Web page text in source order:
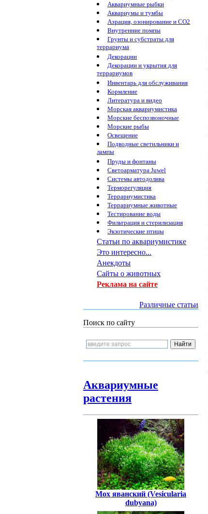
Аквариумные рыбки
Аквариумы и тумбы
Аэрация, озонирование и CO2
Внутренние помпы
Грунты и субстраты для
террариума
Декорации
Декорации и укрытия для
террариумов
Инвентарь для обслуживания
Кормление
Литература и видео
Морская аквариумистика
Морские беспозвоночные
Морские рыбы
Освещение
Подводные светильники и
лампы
Пруды и фонтаны
Светоарматура Juwel
Системы автодолива
Терморегуляция
Террариумистика
Террариумные животные
Тестирование воды
Фильтрация и стерилизация
Экзотические птицы
Статьи по аквариумистике
Это интересно...
Анекдоты
Сайты о животных
Реклама на сайте
Различные статьи
Поиск по сайту
Аквариумные
растения
Мох яванский (Vesicularia
dubyana)